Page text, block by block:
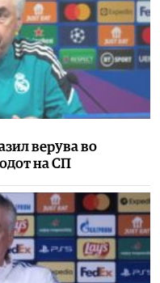
верува во
на СП